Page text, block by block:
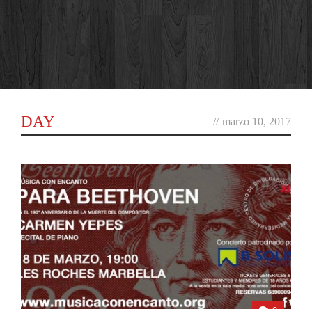
DAY // marzo 10, 2017